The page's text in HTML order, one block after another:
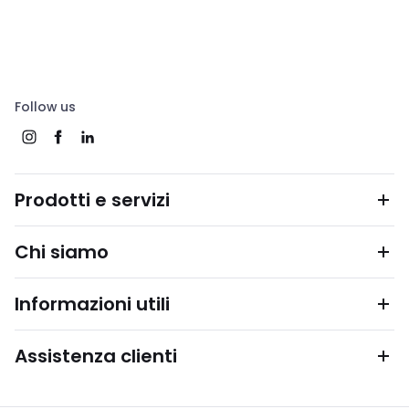
Follow us
Prodotti e servizi
Chi siamo
Informazioni utili
Assistenza clienti